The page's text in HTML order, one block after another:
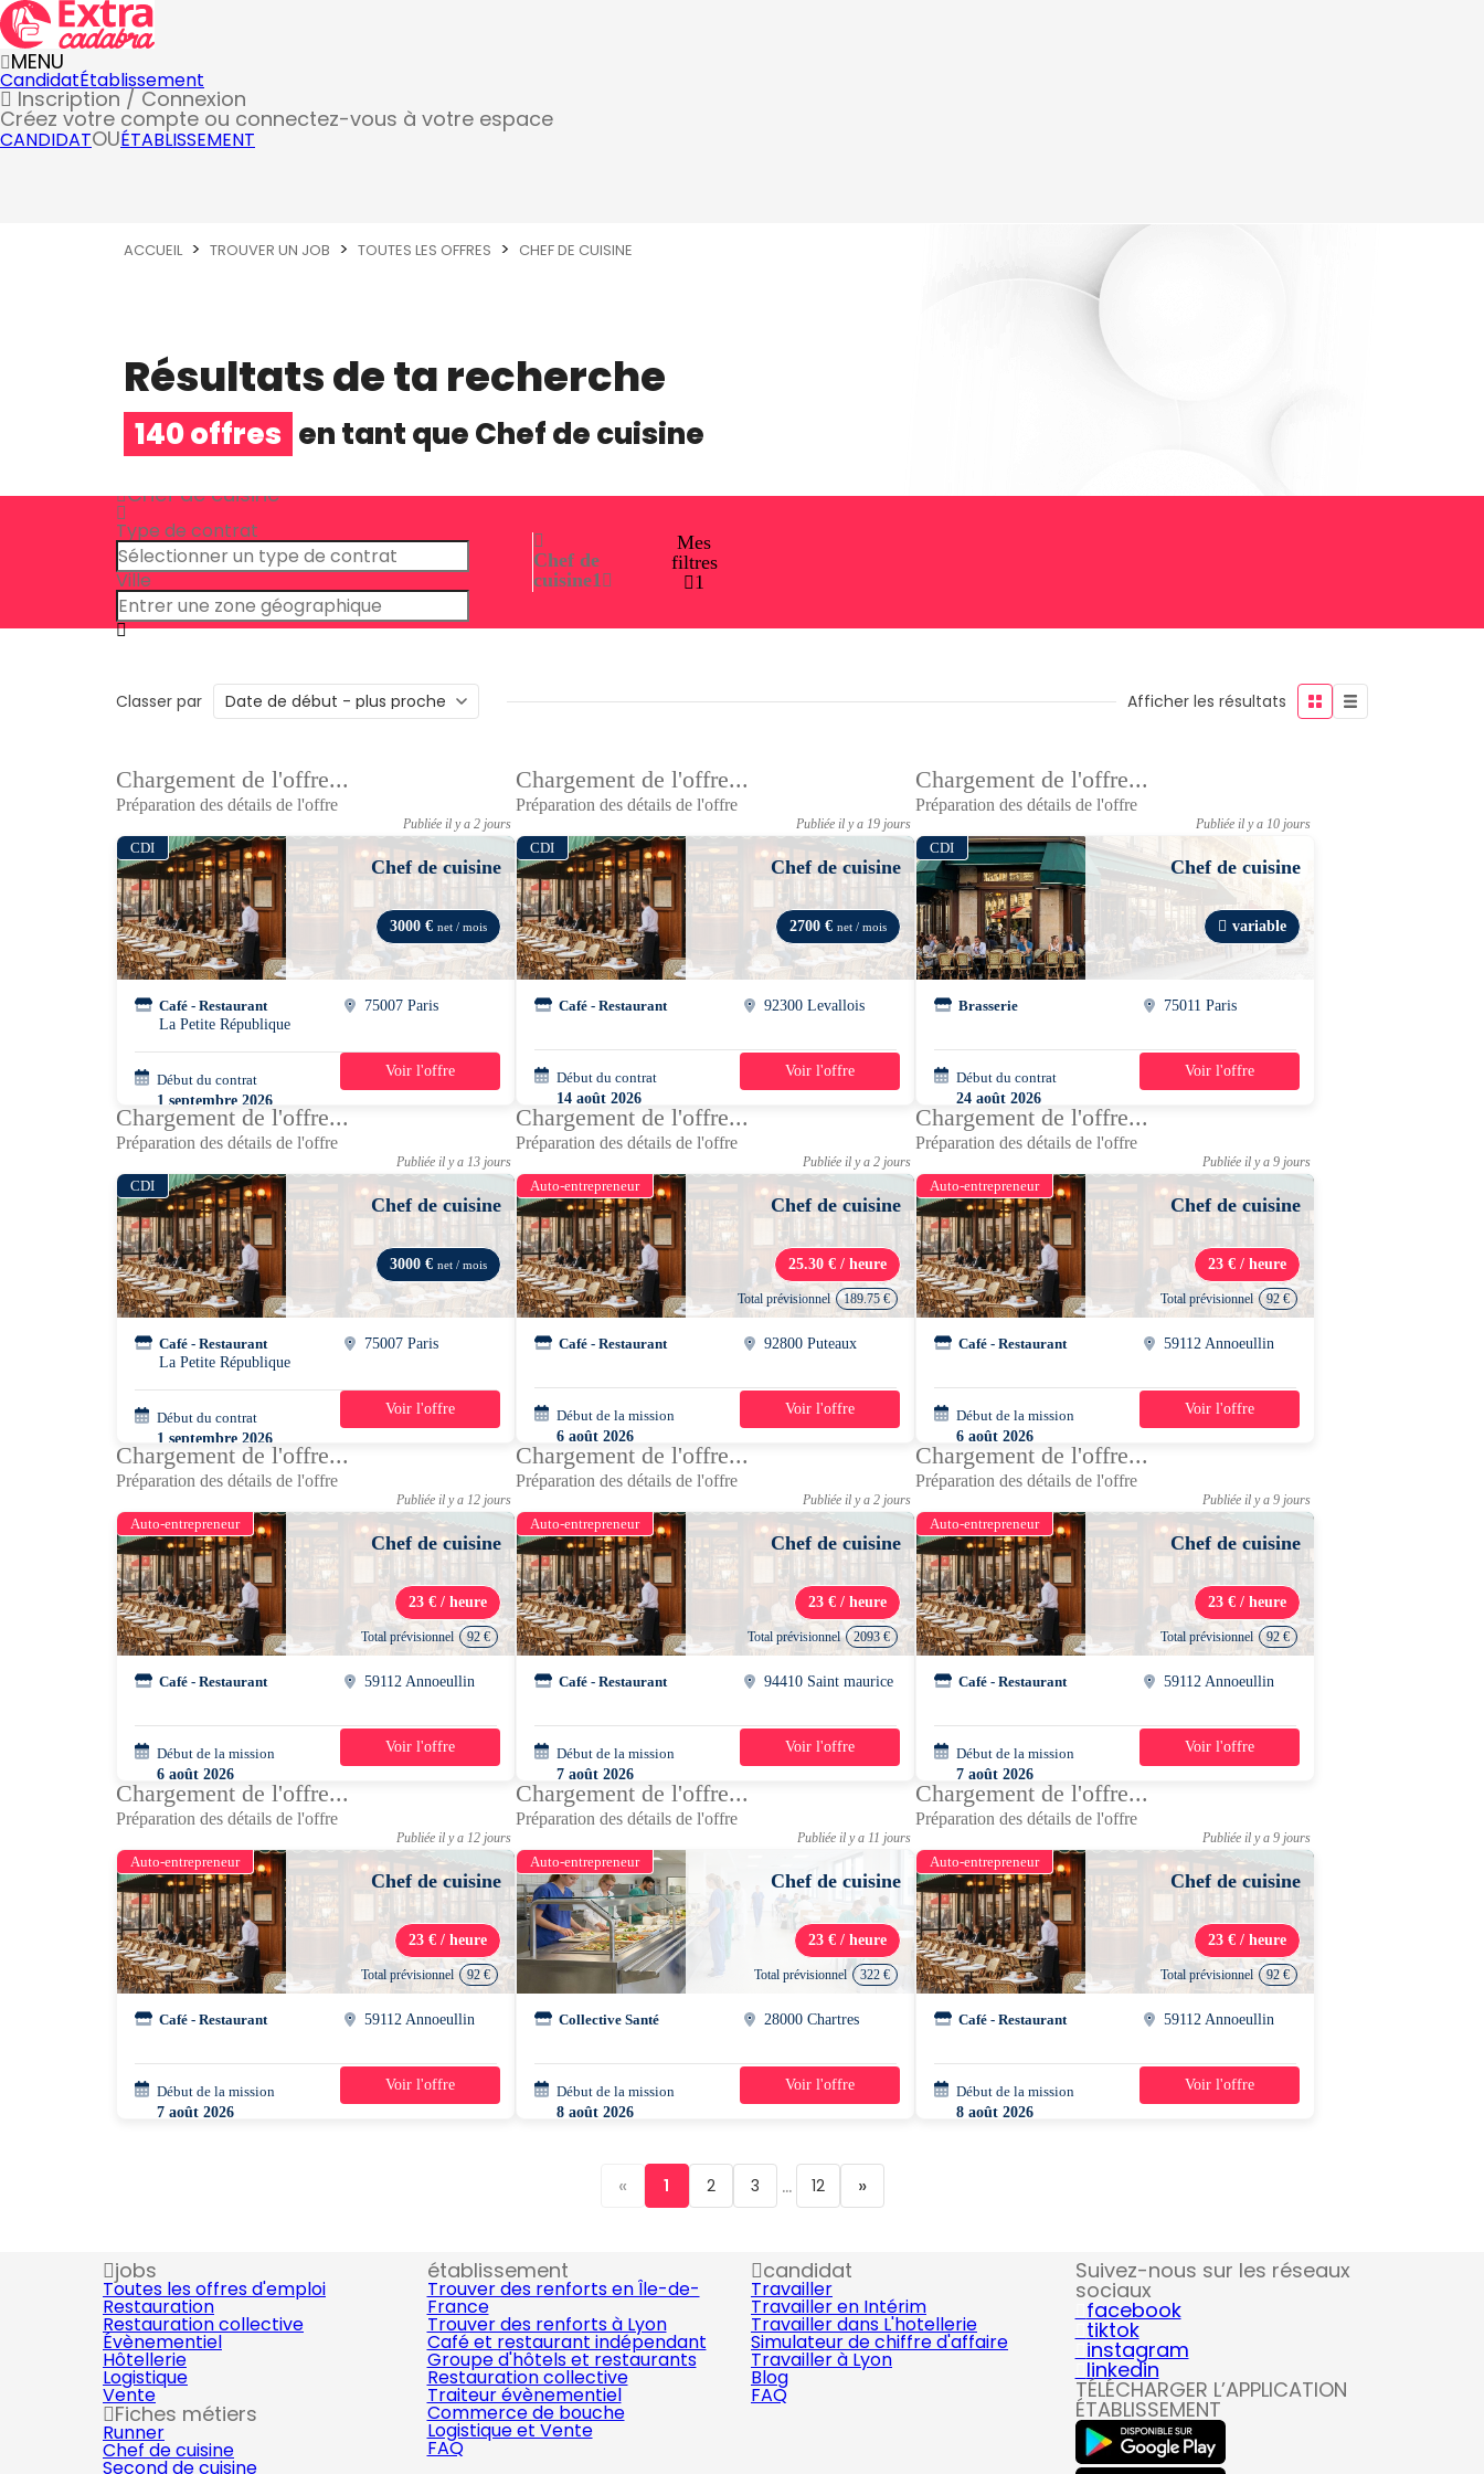
MENU
CandidatÉtablissement
Inscription / Connexion
Créez votre compte ou connectez-vous à votre espace
CANDIDATOUÉTABLISSEMENT
ACCUEIL TROUVER UN JOB TOUTES LES OFFRES CHEF DE CUISINE
Résultats de ta recherche
140 offres en tant queChef de cuisine
Chef de cuisine
Type de contrat
Ville
Chef de
cuisine1
Mes
filtres
1
Classer par Afficher les résultats
Chargement de l'offre...
Préparation des détails de l'offre
Publiée il y a 2 jours
CDI
Chef de cuisine
3000 € net / mois
Café - Restaurant
La Petite République
75007 Paris
Début du contrat
1 septembre 2026
42h/semaine
Voir l'offre
Chargement de l'offre...
Préparation des détails de l'offre
Publiée il y a 19 jours
CDI
Chef de cuisine
2700 € net / mois
Café - Restaurant 92300 Levallois
Début du contrat
14 août 2026
39h/semaine
Voir l'offre
Chargement de l'offre...
Préparation des détails de l'offre
Publiée il y a 10 jours
CDI
Chef de cuisine
variable
Brasserie 75011 Paris
Début du contrat
24 août 2026
42h/semaine
Voir l'offre
Chargement de l'offre...
Préparation des détails de l'offre
Publiée il y a 13 jours
CDI
Chef de cuisine
3000 € net / mois
Café - Restaurant
La Petite République
75007 Paris
Début du contrat
1 septembre 2026
42h/semaine
Voir l'offre
Chargement de l'offre...
Préparation des détails de l'offre
Publiée il y a 2 jours
Auto-entrepreneur
Chef de cuisine
25.30 € / heure
Total prévisionnel 189.75 €
Café - Restaurant 92800 Puteaux
Début de la mission
6 août 2026
08h00 - 16h00
1 jour
Voir l'offre
Chargement de l'offre...
Préparation des détails de l'offre
Publiée il y a 9 jours
Auto-entrepreneur
Chef de cuisine
23 € / heure
Total prévisionnel 92 €
Café - Restaurant 59112 Annoeullin
Début de la mission
6 août 2026
10h00 - 14h00
1 jour
Voir l'offre
Chargement de l'offre...
Préparation des détails de l'offre
Publiée il y a 12 jours
Auto-entrepreneur
Chef de cuisine
23 € / heure
Total prévisionnel 92 €
Café - Restaurant 59112 Annoeullin
Début de la mission
6 août 2026
10h00 - 14h00
1 jour
Voir l'offre
Chargement de l'offre...
Préparation des détails de l'offre
Publiée il y a 2 jours
Auto-entrepreneur
Chef de cuisine
23 € / heure
Total prévisionnel 2093 €
Café - Restaurant 94410 Saint maurice
Début de la mission
7 août 2026
08h00 - 15h00
3 semaines
Voir l'offre
Chargement de l'offre...
Préparation des détails de l'offre
Publiée il y a 9 jours
Auto-entrepreneur
Chef de cuisine
23 € / heure
Total prévisionnel 92 €
Café - Restaurant 59112 Annoeullin
Début de la mission
7 août 2026
10h00 - 14h00
1 jour
Voir l'offre
Chargement de l'offre...
Préparation des détails de l'offre
Publiée il y a 12 jours
Auto-entrepreneur
Chef de cuisine
23 € / heure
Total prévisionnel 92 €
Café - Restaurant 59112 Annoeullin
Début de la mission
7 août 2026
1 jour
Voir l'offre
Chargement de l'offre...
Préparation des détails de l'offre
Publiée il y a 11 jours
Auto-entrepreneur
Chef de cuisine
23 € / heure
Total prévisionnel 322 €
Collective Santé 28000 Chartres
Début de la mission
8 août 2026
2 jours
Voir l'offre
Chargement de l'offre...
Préparation des détails de l'offre
Publiée il y a 9 jours
Auto-entrepreneur
Chef de cuisine
23 € / heure
Total prévisionnel 92 €
Café - Restaurant 59112 Annoeullin
Début de la mission
8 août 2026
1 jour
Voir l'offre
« 1 2 3 ... 12 »
jobs
Toutes les offres d'emploi
Restauration
Restauration collective
Évènementiel
Hôtellerie
Logistique
Vente
Fiches métiers
Runner
Chef de cuisine
Second de cuisine
établissement
Trouver des renforts en Île-de-
France
Trouver des renforts à Lyon
Café et restaurant indépendant
Groupe d'hôtels et restaurants
Restauration collective
Traiteur évènementiel
Commerce de bouche
Logistique et Vente
FAQ
candidat
Travailler
Travailler en Intérim
Travailler dans L'hotellerie
Simulateur de chiffre d'affaire
Travailler à Lyon
Blog
FAQ
Suivez-nous sur les réseaux
sociaux
facebook
tiktok
instagram
linkedin
TÉLÉCHARGER L’APPLICATION
ÉTABLISSEMENT